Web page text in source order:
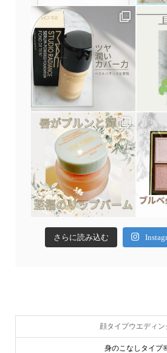
さらに読み込む
顔タイプウエディン
身のこなしタイプ